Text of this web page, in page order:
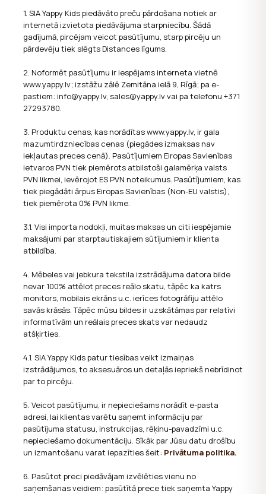
1. SIA Yappy Kids piedāvāto preču pārdošana notiek ar
internetā izvietota piedāvājuma starpniecību. Šādā
gadījumā, pircējam veicot pasūtījumu, starp pircēju un
pārdevēju tiek slēgts Distances līgums.
2. Noformēt pasūtījumu ir iespējams interneta vietnē
www.yappy.lv; izstāžu zālē Zemitāna ielā 9, Rīgā; pa e-
pastiem: info@yappy.lv, sales@yappy.lv vai pa telefonu +371
27293780.
3. Produktu cenas, kas norādītas www.yappy.lv, ir gala
mazumtirdzniecības cenas (piegādes izmaksas nav
iekļautas preces cenā). Pasūtījumiem Eiropas Savienības
ietvaros PVN tiek piemērots atbilstoši galamērķa valsts
PVN likmei, ievērojot ES PVN noteikumus. Pasūtījumiem, kas
tiek piegādāti ārpus Eiropas Savienības (Non-EU valstis),
tiek piemērota 0% PVN likme.
3.1. Visi importa nodokļi, muitas maksas un citi iespējamie
maksājumi par starptautiskajiem sūtījumiem ir klienta
atbildība.
4. Mēbeles vai jebkura tekstila izstrādājuma datora bilde
nevar 100% attēlot preces reālo skatu, tāpēc ka katrs
monitors, mobilais ekrāns u.c. ierīces fotogrāfiju attēlo
savās krāsās. Tāpēc mūsu bildes ir uzskātāmas par relatīvi
informatīvām un reālais preces skats var nedaudz
atšķirties.
4.1. SIA Yappy Kids patur tiesības veikt izmaiņas
izstrādājumos, to aksesuāros un detaļās iepriekš nebrīdinot
par to pircēju.
5. Veicot pasūtījumu, ir nepieciešams norādīt e-pasta
adresi, lai klientas varētu saņemt informāciju par
pasūtījuma statusu, instrukcijas, rēķinu-pavadzīmi u.c.
nepieciešamo dokumentāciju. Sīkāk par Jūsu datu drošību
un izmantošanu varat iepazīties šeit: Privātuma politika.
6. Pasūtot preci piedāvājam izvēlēties vienu no
saņemšanas veidiem: pasūtītā prece tiek saņemta Yappy
nepieciešama lietotāja piekrišana.